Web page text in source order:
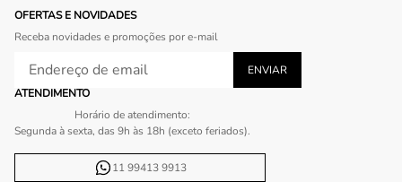
OFERTAS E NOVIDADES
Receba novidades e promoções por e-mail
ATENDIMENTO
Horário de atendimento:
Segunda à sexta, das 9h às 18h (exceto feriados).
11 99413 9913